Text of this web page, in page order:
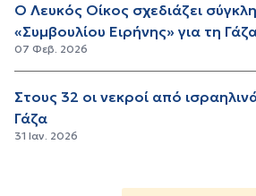
Ο Λευκός Οίκος σχεδιάζει
«Συμβουλίου Ειρήνης» για τη
07 Φεβ. 2026
Στους 32 οι νεκροί από
Γάζα
31 Ιαν. 2026